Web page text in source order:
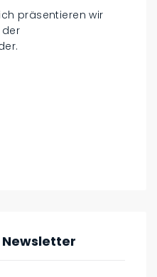
präsentieren wir
der